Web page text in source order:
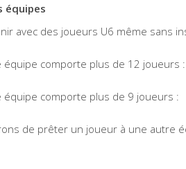
équipes
avec des joueurs U6 même sans
équipe comporte plus de 12 joueurs :
équipe comporte plus de 9 joueurs :
de prêter un joueur à une autre